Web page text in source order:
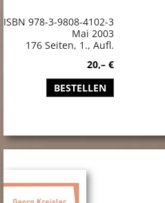
ISBN 978-3-9808-4102-3
Mai 2003
176 Seiten, 1., Aufl.
20,– €
BESTELLEN